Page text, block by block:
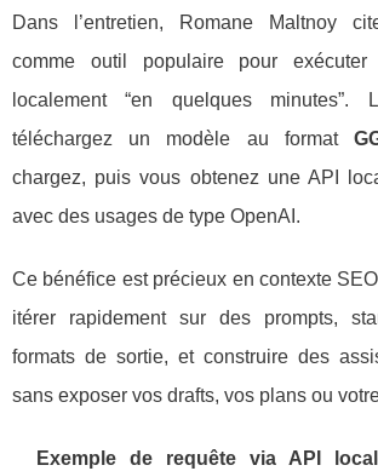
Dans l’entretien, Romane Maltnoy
comme outil populaire pour exécuter
localement “en quelques minutes”.
téléchargez un modèle au format
chargez, puis vous obtenez une API
avec des usages de type OpenAI.
Ce bénéfice est précieux en contexte
itérer rapidement sur des prompts,
formats de sortie, et construire des
sans exposer vos drafts, vos plans ou
Exemple de requête via API